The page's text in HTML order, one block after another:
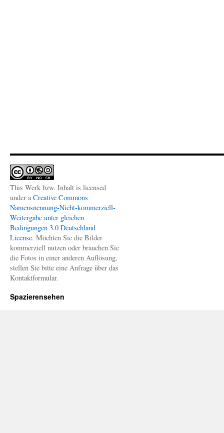
This Werk bzw. Inhalt is licensed
under a Creative Commons
Namensnennung-Nicht-kommerziell-
Weitergabe unter gleichen
Bedingungen 3.0 Deutschland
License. Möchten Sie die Bilder
kommerziell nutzen oder brauchen Sie
die Fotos in einer anderen Auflösung,
stellen Sie bitte eine Anfrage über das
Kontaktformular.
Spazierensehen